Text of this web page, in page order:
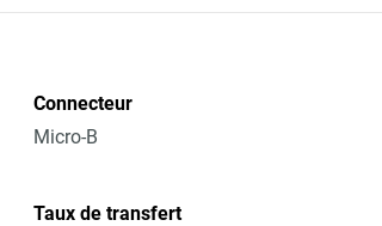
Connecteur
Micro-B
Taux de transfert